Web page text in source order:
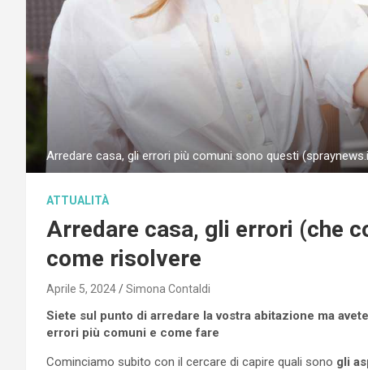
Arredare casa, gli errori più comuni sono questi
ATTUALITÀ
Arredare casa, gli errori (che
come risolvere
Aprile 5, 2024 Simona Contaldi
Siete sul punto di arredare la vostra abitazione ma
errori più comuni e come fare
Cominciamo subito con il cercare di capire quali sono gli